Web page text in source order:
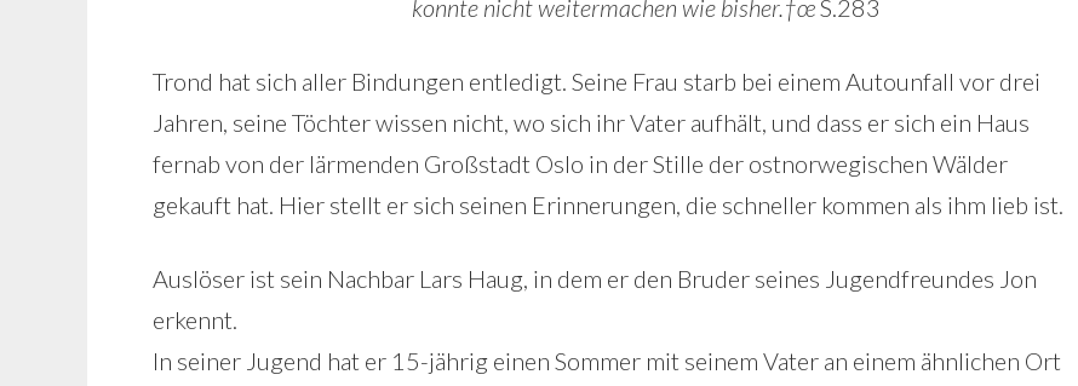
konnte nicht weitermachen wie bisher.†œS.283
Trond hat sich aller Bindungen entledigt. Seine Frau starb bei einem Autounfall vor drei
Jahren, seine Töchter wissen nicht, wo sich ihr Vater aufhält, und dass er sich ein Haus
fernab von der lärmenden Großstadt Oslo in der Stille der ostnorwegischen Wälder
gekauft hat. Hier stellt er sich seinen Erinnerungen, die schneller kommen als ihm lieb ist.
Auslöser ist sein Nachbar Lars Haug, in dem er den Bruder seines Jugendfreundes Jon
erkennt.
In seiner Jugend hat er 15-jährig einen Sommer mit seinem Vater an einem ähnlichen Ort